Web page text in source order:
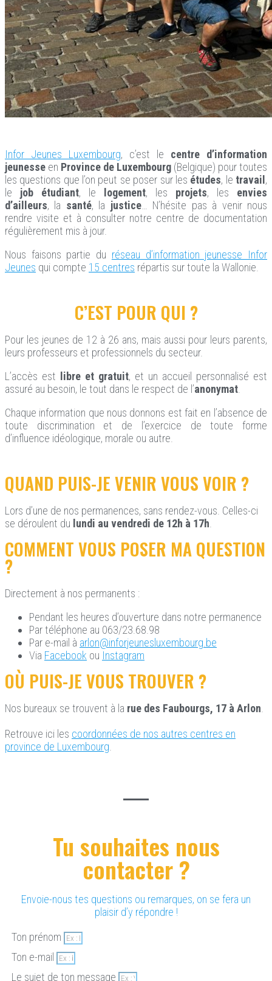
Infor Jeunes Luxembourg, c’est le centre d’information
jeunesse en Province de Luxembourg (Belgique) pour toutes
les questions que l’on peut se poser sur les études, le travail ,
le job étudiant, le logement, les projets, les envies
d’ailleurs, la santé, la justice… N’hésite pas à venir nous
rendre visite et à consulter notre centre de documentation
régulièrement mis à jour.
Nous faisons partie du réseau d’information jeunesse Infor
Jeunes qui compte 15 centres répartis sur toute la Wallonie.
C’EST POUR QUI ?
Pour les jeunes de 12 à 26 ans, mais aussi pour leurs parents,
leurs professeurs et professionnels du secteur.
L’accès est
libre et gratuit, et un accueil personnalisé est
assuré au besoin, le tout dans le respect de l’anonymat
Chaque information que nous donnons est fait en l’absence de
toute discrimination et de l’exercice de toute forme
d’influence idéologique, morale ou autre.
QUAND PUIS-JE VENIR VOUS VOIR ?
Lors d’une de nos permanences, sans rendez-vous. Celles-ci
se déroulent du lundi au vendredi de 12h à 17h
COMMENT VOUS POSER MA QUESTION
?
Directement à nos permanents :
Pendant les heures d’ouverture dans notre permanence
Par téléphone au 063/23.68.98
Par e-mail à arlon@inforjeunesluxembourg.be
Via Facebook ou Instagram
OÙ PUIS-JE VOUS TROUVER ?
Nos bureaux se trouvent à la rue des Faubourgs, 17 à Arlon
Retrouve ici les coordonnées de nos autres centres en
province de Luxembourg
Tu souhaites nous
contacter ?
Envoie-nous tes questions ou remarques, on se fera un
plaisir d’y répondre !
Ton prénom
Ton e-mail
Le sujet de ton message